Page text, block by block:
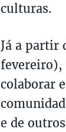
culturas.
Já a partir
fevereiro),
colaborar
e de